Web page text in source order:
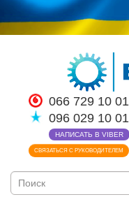
066 729 10 01
096 029 10 01
НАПИСАТЬ В VIBER
СВЯЗАТЬСЯ С РУКОВОДИТЕЛЕМ